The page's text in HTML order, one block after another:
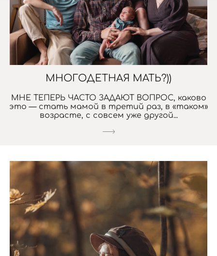
МНОГОДЕТНАЯ МАТЬ?))
МНЕ ТЕПЕРЬ ЧАСТО ЗАДАЮТ ВОПРОС, каково
это — стать мамой в третий раз, в «таком»
возрасте, с совсем уже другой...